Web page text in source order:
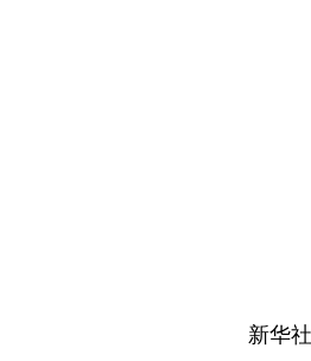
新华社北